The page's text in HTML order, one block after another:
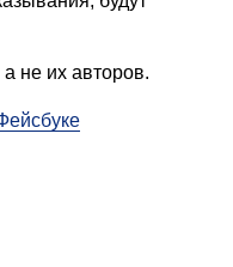
не их авторов.